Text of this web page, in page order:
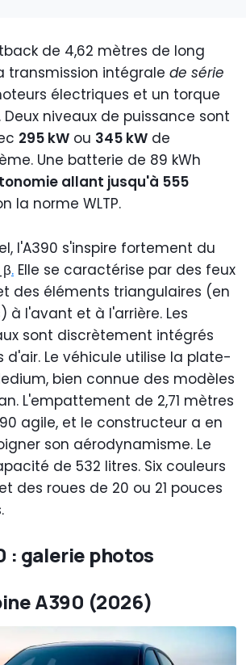
de 4,62 mètres de long
transmission intégrale de série
électriques et un torque
niveaux de puissance sont
295 kW ou 345 kW de
Une batterie de 89 kWh
allant jusqu'à 555
la norme WLTP.
l'A390 s'inspire fortement du
. Elle se caractérise par des feux
des éléments triangulaires (en
à l'avant et à l'arrière. Les
sont discrètement intégrés
d'air. Le véhicule utilise la plate-
bien connue des modèles
L'empattement de 2,71 mètres
agile, et le constructeur a en
son aérodynamisme. Le
de 532 litres. Six couleurs
des roues de 20 ou 21 pouces
: galerie photos
A390 (2026)